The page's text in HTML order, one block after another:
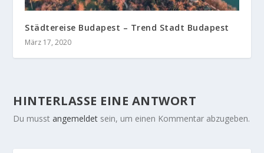
Städtereise Budapest – Trend Stadt Budapest
März 17, 2020
HINTERLASSE EINE ANTWORT
Du musstangemeldet sein, um einen Kommentar abzugeben.